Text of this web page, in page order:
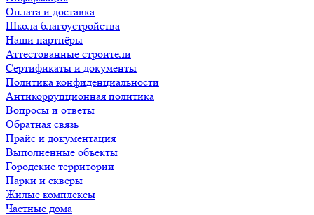
Оплата и доставка
Школа благоустройства
Наши партнёры
Аттестованные строители
Сертификаты и документы
Политика конфиденциальности
Антикоррупционная политика
Вопросы и ответы
Обратная связь
Прайс и документация
Выполненные объекты
Городские территории
Парки и скверы
Жилые комплексы
Частные дома